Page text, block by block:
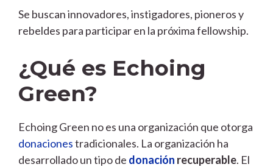
Se buscan innovadores, instigadores, pioneros y
rebeldes para participar en la próxima fellowship.
¿Qué es Echoing
Green?
Echoing Green no es una organización que otorga
donacionestradicionales. La organización ha
desarrollado un tipo de donación recuperable. El